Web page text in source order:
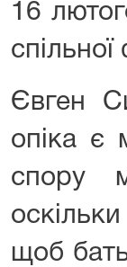
16
Євген
опіка є
спору
щоб